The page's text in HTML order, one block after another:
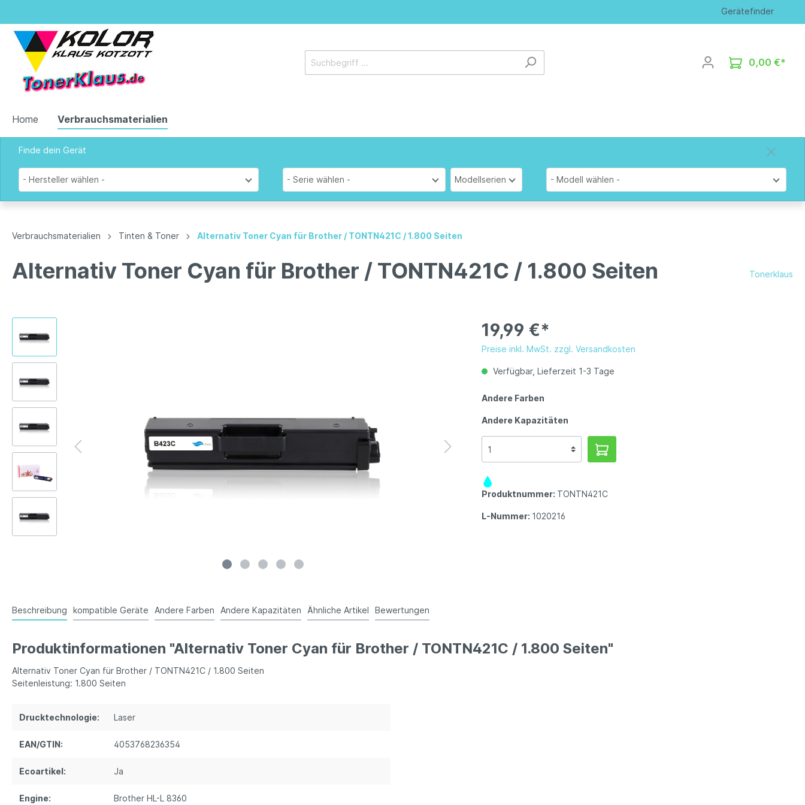
Gerätefinder
0,00 €*
Home Verbrauchsmaterialien
Finde dein Gerät
- Hersteller wählen - - Serie wählen - Modellserien - Modell wählen -
Verbrauchsmaterialien Tinten & Toner Alternativ Toner Cyan für Brother / TONTN421C / 1.800 Seiten
Alternativ Toner Cyan für Brother / TONTN421C / 1.800 Seiten Tonerklaus
19,99 €*
Preise inkl. MwSt. zzgl. Versandkosten
Verfügbar, Lieferzeit 1-3 Tage
Andere Farben
Andere Kapazitäten
Produktnummer: TONTN421C
L-Nummer: 1020216
Beschreibung kompatible Geräte Andere Farben Andere Kapazitäten Ähnliche Artikel Bewertungen
Produktinformationen "Alternativ Toner Cyan für Brother / TONTN421C / 1.800 Seiten"
Alternativ Toner Cyan für Brother / TONTN421C / 1.800 Seiten
Seitenleistung: 1.800 Seiten
Drucktechnologie: Laser
EAN/GTIN: 4053768236354
Ecoartikel: Ja
Engine: Brother HL-L 8360